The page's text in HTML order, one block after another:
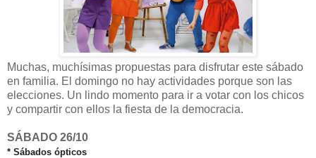
Muchas, muchísimas propuestas para disfrutar este sábado
en familia. El domingo no hay actividades porque son las
elecciones. Un lindo momento para ir a votar con los chicos
y compartir con ellos la fiesta de la democracia.
SÁBADO 26/10
* Sábados ópticos